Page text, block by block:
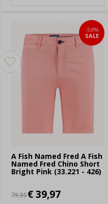
A Fish Named Fred A Fish
Named Fred Chino Short
Bright Pink (33.221 - 426)
-50%
SALE
79,95€ 39,97